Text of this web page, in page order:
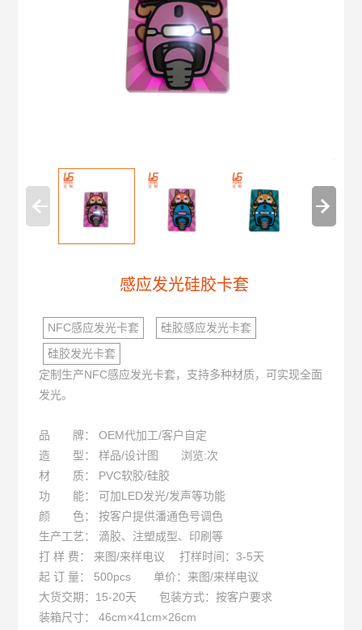
感应发光硅胶卡套
NFC感应发光卡套
硅胶感应发光卡套
硅胶发光卡套
定制生产NFC感应发光卡套，支持多种材质，可实现全面
发光。
品 牌： OEM代加工/客户自定
造 型： 样品/设计图 浏览:次
材 质： PVC软胶/硅胶
功 能： 可加LED发光/发声等功能
颜 色： 按客户提供潘通色号调色
生产工艺： 滴胶、注塑成型、印刷等
打 样 费： 来图/来样电议 打样时间：3-5天
起 订 量： 500pcs 单价：来图/来样电议
大货交期：15-20天 包装方式：按客户要求
装箱尺寸： 46cm×41cm×26cm